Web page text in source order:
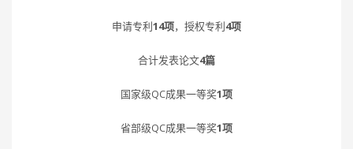
申请专利14项，授权专利4项
合计发表论文4篇
国家级QC成果一等奖1项
省部级QC成果一等奖1项